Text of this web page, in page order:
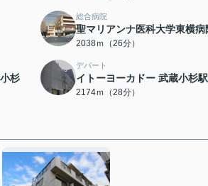
総合病院
聖マリアンナ医科大学東横病
2038ｍ（26分）
杉
デパート
イトーヨーカドー 武蔵小杉
2174ｍ（28分）